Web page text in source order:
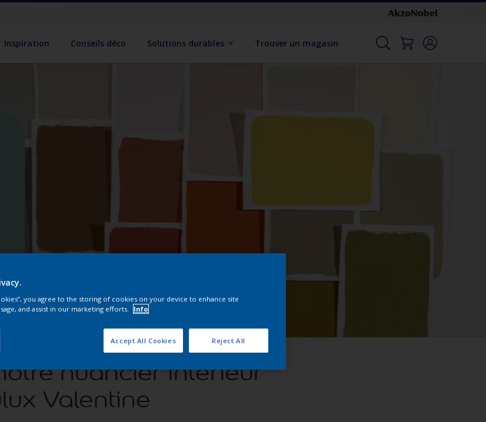
Inspiration Conseils déco Solutions durables Trouver un magasin
nuancier Intérieur
Valentine
you agree to the storing of cookies on your device to enhance site
and assist in our marketing efforts.
Info
Reject All
Accept All Cookies